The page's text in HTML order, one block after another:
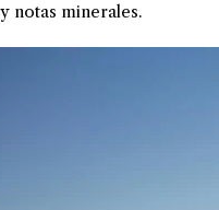
notas minerales.